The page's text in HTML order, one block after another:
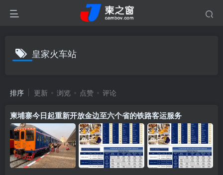
皇家火车站
排序 更新 浏览 点赞 评论
柬埔寨今日起重新开放金边至六个省的铁路客运服务